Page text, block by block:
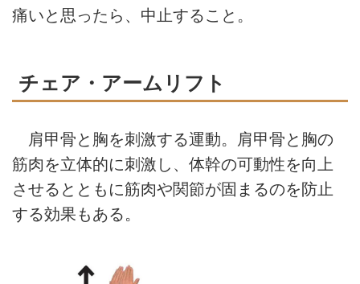
痛いと思ったら、中止すること。
チェア・アームリフト
肩甲骨と胸を刺激する運動。肩甲骨と胸の
筋肉を立体的に刺激し、体幹の可動性を向上
させるとともに筋肉や関節が固まるのを防止
する効果もある。